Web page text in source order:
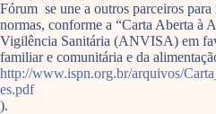
Fórum se une a outros parceiros
normas, conforme a “Carta Aberta à
Vigilência Sanitária (ANVISA) em
familiar e comunitária e da
http://www.ispn.org.br/arquivos/
es.pdf
).